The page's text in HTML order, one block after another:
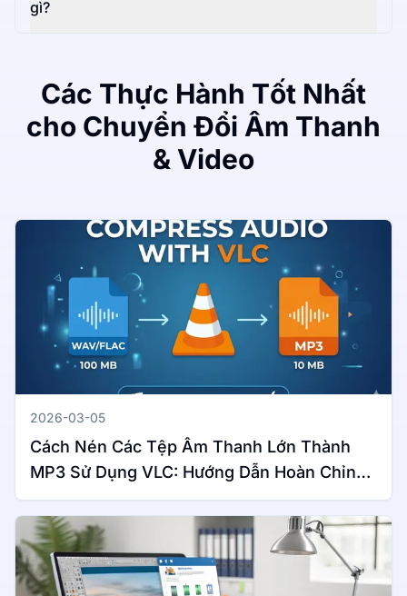
gì?
Các Thực Hành Tốt Nhất
cho Chuyển Đổi Âm Thanh
& Video
2026-03-05
Cách Nén Các Tệp Âm Thanh Lớn Thành
MP3 Sử Dụng VLC: Hướng Dẫn Hoàn Chỉnh
Cho Windows & Mac